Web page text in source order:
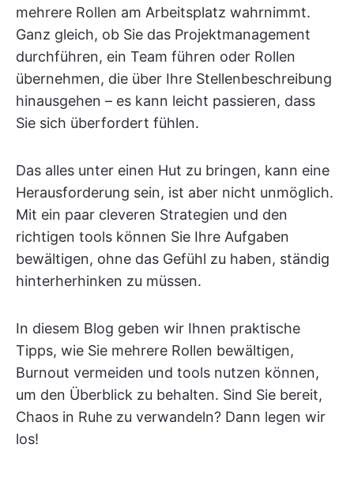
mehrere Rollen am Arbeitsplatz wahrnimmt.
Ganz gleich, ob Sie das Projektmanagement
durchführen, ein Team führen oder Rollen
übernehmen, die über Ihre Stellenbeschreibung
hinausgehen – es kann leicht passieren, dass
Sie sich überfordert fühlen.
Das alles unter einen Hut zu bringen, kann eine
Herausforderung sein, ist aber nicht unmöglich.
Mit ein paar cleveren Strategien und den
richtigen tools können Sie Ihre Aufgaben
bewältigen, ohne das Gefühl zu haben, ständig
hinterherhinken zu müssen.
In diesem Blog geben wir Ihnen praktische
Tipps, wie Sie mehrere Rollen bewältigen,
Burnout vermeiden und tools nutzen können,
um den Überblick zu behalten. Sind Sie bereit,
Chaos in Ruhe zu verwandeln? Dann legen wir
los!